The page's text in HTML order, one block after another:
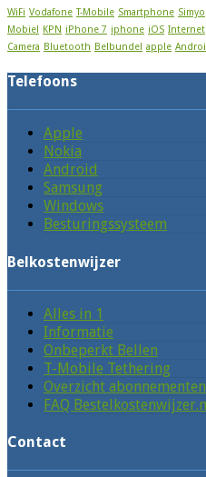
WiFi Vodafone T-Mobile Smartphone Simyo
Mobiel KPN iPhone 7 iphone iOS Internet
Camera Bluetooth Belbundel apple
Telefoons
Apple
Nokia
Android
Samsung
Windows
Besturingssysteem
Belkostenwijzer
Alles in 1
Informatie
Onbeperkt Bellen
T-Mobile Tethering
Overzicht abonnementen
FAQ
Contact